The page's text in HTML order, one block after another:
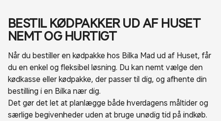
BESTIL KØDPAKKER UD AF HUSET
NEMT OG HURTIGT
Når du bestiller en kødpakke hos Bilka Mad ud af Huset, får
du en enkel og fleksibel løsning. Du kan nemt vælge den
kødkasse eller kødpakke, der passer til dig, og afhente din
bestilling i en Bilka nær dig.
Det gør det let at planlægge både hverdagens måltider og
særlige begivenheder uden at bruge unødig tid på indkøb.